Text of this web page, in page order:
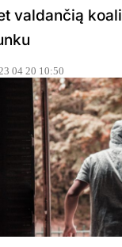
valdančią
04 20 10:50